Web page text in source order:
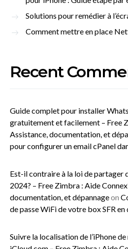
Solutions pour remédier à
Comment mettre en place
Recent
Guide complet pour installer
gratuitement et facilement – Free
Assistance, documentation, et
pour configurer un email cPanel
Est-il contraire à la loi de partager
2024? – Free Zimbra : Aide
documentation, et dépannageon
de passe WiFi de votre box SFR
Suivre la localisation de l’iPhone